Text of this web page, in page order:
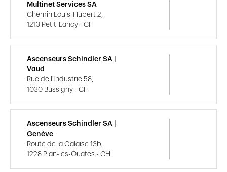
Multinet Services SA
Chemin Louis-Hubert 2,
1213 Petit-Lancy - CH
Ascenseurs Schindler SA |
Vaud
Rue de l'Industrie 58,
1030 Bussigny - CH
Ascenseurs Schindler SA |
Genève
Route de la Galaise 13b,
1228 Plan-les-Ouates - CH